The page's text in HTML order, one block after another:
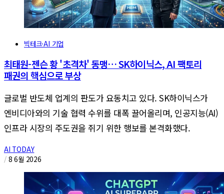
빅테크·AI 기업
최태원-젠슨 황 '초격차' 동맹… SK하이닉스, AI 팩토리
패권의 핵심으로 부상
글로벌 반도체 업계의 판도가 요동치고 있다. SK하이닉스가
엔비디아와의 기술 협력 수위를 대폭 끌어올리며, 인공지능(AI)
인프라 시장의 주도권을 쥐기 위한 행보를 본격화했다.
AI TODAY
/ 8 6월 2026